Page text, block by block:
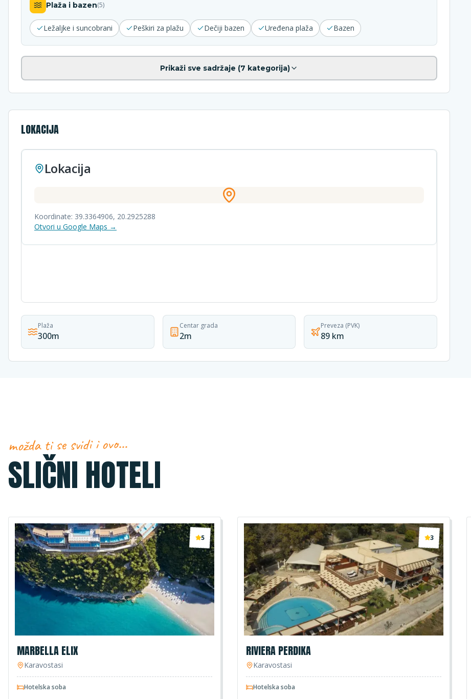
Plaža i bazen(5)
Ležaljke i suncobrani Peškiri za plažu Dečiji bazen Uređena plaža Bazen
Prikaži sve sadržaje (7 kategorija)
LOKACIJA
Lokacija
Koordinate: 39.3364906, 20.2925288
Otvori u Google Maps →
Plaža
300m
Centar grada
2m
Preveza (PVK)
89 km
možda ti se svidi i ovo…
SLIČNI HOTELI
5
MARBELLA ELIX
Karavostasi
Hotelska soba
3
RIVIERA PERDIKA
Karavostasi
Hotelska soba